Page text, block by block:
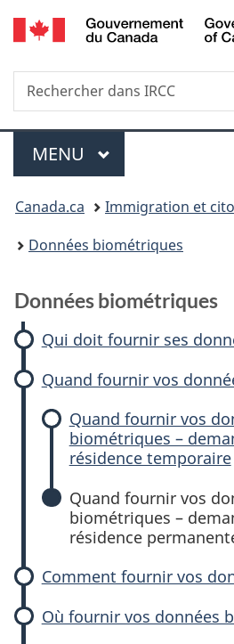
au
à
à
du
à
Recherche
Rechercher
dans
Menu
MENU PRINCIPAL
Vous
êtes
Canada.ca
Immigration et
Données biométriques
Données biométriques
Qui doit fournir ses
Quand fournir vos
Quand fournir vos
biométriques –
résidence temporaire
Quand fournir vos
biométriques –
résidence
Comment fournir vos
Où fournir vos données